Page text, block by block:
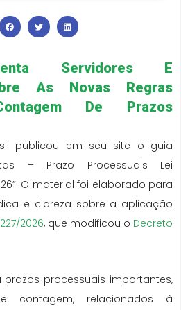
Servidores E
As Novas Regras
De Prazos
publicou em seu site o guia
– Prazo Processuais Lei
O material foi elaborado para
e clareza sobre a aplicação
2026, que modificou o Decreto
processuais importantes,
contagem, relacionados à